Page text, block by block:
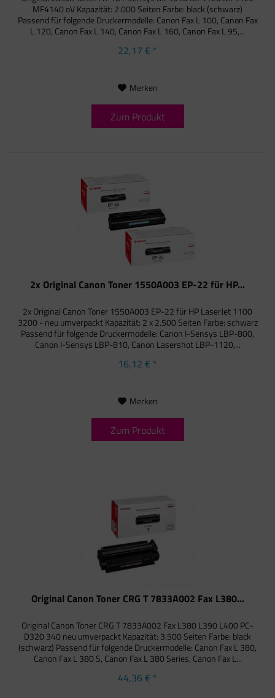
MF4140 oV Kapazität: 2.000 Seiten Farbe: black (schwarz)
Passend für folgende Druckermodelle: Canon Fax L 100, Canon Fax
L 120, Canon Fax L 140, Canon Fax L 160, Canon Fax L 95,...
22,17 € *
Merken
Zum Produkt
2x Original Canon Toner 1550A003 EP-22 für HP...
2x Original Canon Toner 1550A003 EP-22 für HP LaserJet 1100
3200 - neu umverpackt Kapazität: 2 x 2.500 Seiten Farbe: schwarz
Passend für folgende Druckermodelle: Canon I-Sensys LBP-800,
Canon I-Sensys LBP-810, Canon Lasershot LBP-1120,...
16,12 € *
Merken
Zum Produkt
Original Canon Toner CRG T 7833A002 Fax L380...
Original Canon Toner CRG T 7833A002 Fax L380 L390 L400 PC-
D320 340 neu umverpackt Kapazität: 3.500 Seiten Farbe: black
(schwarz) Passend für folgende Druckermodelle: Canon Fax L 380,
Canon Fax L 380 S, Canon Fax L 380 Series, Canon Fax L...
44,36 € *